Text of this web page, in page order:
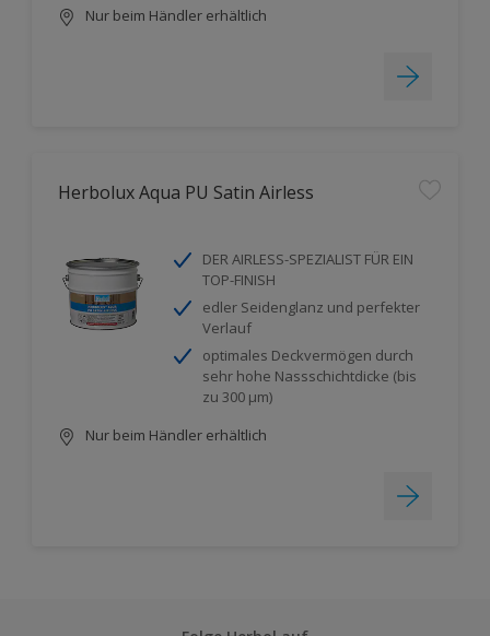
Nur beim Händler erhältlich
Herbolux Aqua PU Satin Airless
DER AIRLESS-SPEZIALIST FÜR EIN
TOP-FINISH
edler Seidenglanz und perfekter
Verlauf
optimales Deckvermögen durch
sehr hohe Nassschichtdicke (bis
zu 300 µm)
Nur beim Händler erhältlich